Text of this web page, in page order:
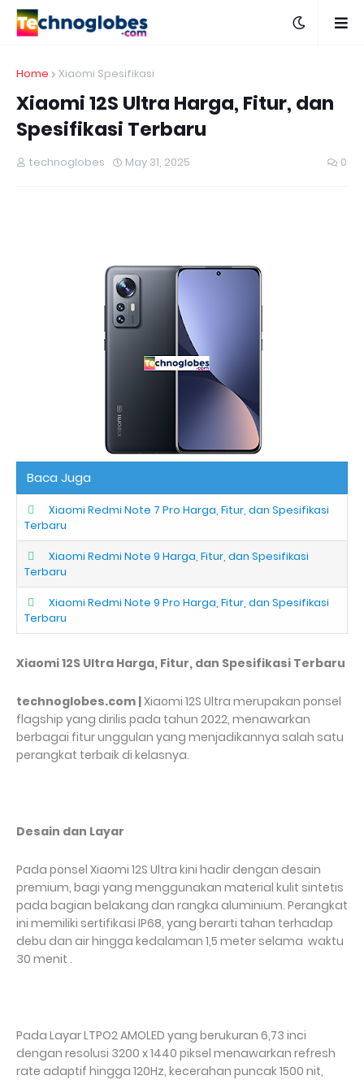
Home Xiaomi Spesifikasi
Xiaomi 12S Ultra Harga, Fitur, dan
Spesifikasi Terbaru
technoglobes May 31, 2025 0
Baca Juga
Xiaomi Redmi Note 7 Pro Harga, Fitur, dan Spesifikasi
Terbaru
Xiaomi Redmi Note 9 Harga, Fitur, dan Spesifikasi
Terbaru
Xiaomi Redmi Note 9 Pro Harga, Fitur, dan Spesifikasi
Terbaru
Xiaomi 12S Ultra Harga, Fitur, dan Spesifikasi Terbaru
technoglobes.com |Xiaomi 12S Ultra merupakan ponsel
flagship yang dirilis pada tahun 2022, menawarkan
berbagai fitur unggulan yang menjadikannya salah satu
perangkat terbaik di kelasnya.
Desain dan Layar
Pada ponsel Xiaomi 12S Ultra kini hadir dengan desain
premium, bagi yang menggunakan material kulit sintetis
pada bagian belakang dan rangka aluminium. Perangkat
ini memiliki sertifikasi IP68, yang berarti tahan terhadap
debu dan air hingga kedalaman 1,5 meter selama waktu
30 menit .
Pada Layar LTPO2 AMOLED yang berukuran 6,73 inci
dengan resolusi 3200 x 1440 piksel menawarkan refresh
rate adaptif hingga 120Hz, kecerahan puncak 1500 nit,